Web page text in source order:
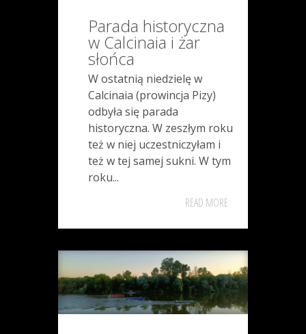
Parada historyczna
w Calcinaia i żar
słońca
W ostatnią niedzielę w
Calcinaia (prowincja Pizy)
odbyła się parada
historyczna. W zeszłym roku
też w niej uczestniczyłam i
też w tej samej sukni. W tym
roku...
READ MORE